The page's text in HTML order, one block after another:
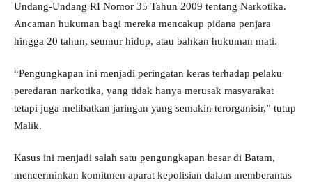
Undang-Undang RI Nomor 35 Tahun 2009 tentang Narkotika.
Ancaman hukuman bagi mereka mencakup pidana penjara
hingga 20 tahun, seumur hidup, atau bahkan hukuman mati.
“Pengungkapan ini menjadi peringatan keras terhadap pelaku
peredaran narkotika, yang tidak hanya merusak masyarakat
tetapi juga melibatkan jaringan yang semakin terorganisir,” tutup
Malik.
Kasus ini menjadi salah satu pengungkapan besar di Batam,
mencerminkan komitmen aparat kepolisian dalam memberantas